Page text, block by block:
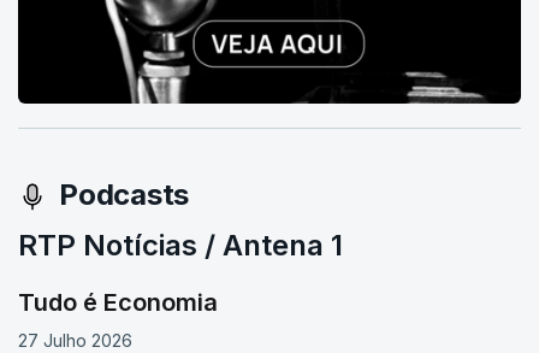
Podcasts
RTP Notícias / Antena 1
Tudo é Economia
27 Julho 2026